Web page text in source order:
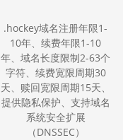
.hockey域名注册年限1-
10年、续费年限1-10
年、域名长度限制2-63个
字符、续费宽限周期30
天、赎回宽限周期15天、
提供隐私保护、支持域名
系统安全扩展
（DNSSEC）